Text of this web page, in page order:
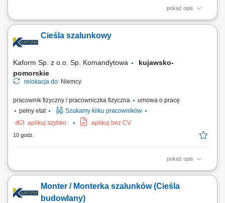
pokaż opis
Sprzedaż szerokiej gamy nowych i używanych pojazdów użytkowych
doradztwo dla klientów B2B w zakresie zarządzania flotą oraz
finansowania; Aktywne rozwijanie i pozyskiwanie nowych rynków
Cieśla szalunkowy
Kaform Sp. z o.o. Sp. Komandytowa
kujawsko-
pomorskie
relokacja do: Niemcy
pracownik fizyczny / pracowniczka fizyczna
umowa o pracę
pełny etat
Szukamy kilku pracowników
aplikuj szybko
aplikuj bez CV
10 godz.
pokaż opis
Opis stanowiska: Szalowanie: ścian, stropów, słupów - praca
prefabrykatów betonowych; Betonowanie;
Monter / Monterka szalunków (Cieśla
budowlany)